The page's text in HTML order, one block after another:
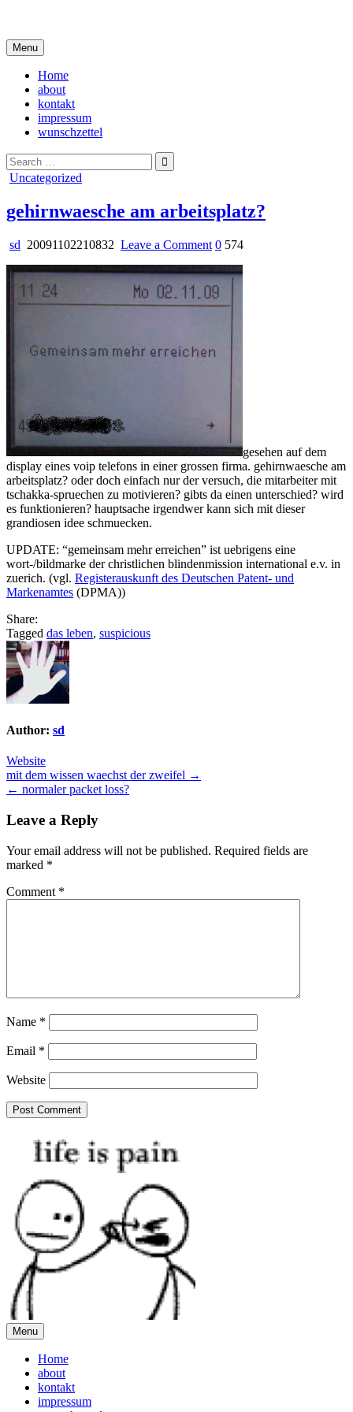
content
Menu
Home
about
kontakt
impressum
wunschzettel
Search
for:
Posted
Uncategorized
gehirnwaesche am arbeitsplatz?
sd 20091102210832 Leave a Commenton
am
arbeitsplatz?
0 574
gesehen auf dem
display eines voip telefons in einer grossen firma. gehirnwaesche am
arbeitsplatz? oder doch einfach nur der versuch, die mitarbeiter mit
tschakka-spruechen zu motivieren? gibts da einen unterschied? wird
es funktionieren? hauptsache irgendwer kann sich mit dieser
grandiosen idee schmuecken.
UPDATE: “gemeinsam mehr erreichen” ist uebrigens eine
wort-/bildmarke der christlichen blindenmission international e.v. in
zuerich. (vgl. Registerauskunft des Deutschen Patent- und
Markenamtes (DPMA))
Share:
Tagged das leben, suspicious
Author: sd
Website
Post
navigation
mit dem wissen waechst der zweifel →
← normaler packet loss?
Leave a Reply
Your email address will not be published. Required fields are
marked *
Comment *
Name *
Email *
Website
Menu
Home
about
kontakt
impressum